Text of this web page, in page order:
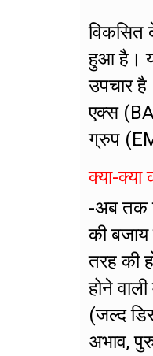
विकसित
हुआ है।
उपचार
एक्स
ग्रुप
क्या-क्या
-अब तक
की
तरह की
होने
(जल्द
अभाव,